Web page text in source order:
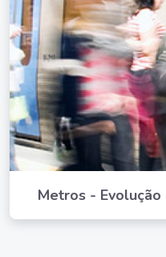
Metros -